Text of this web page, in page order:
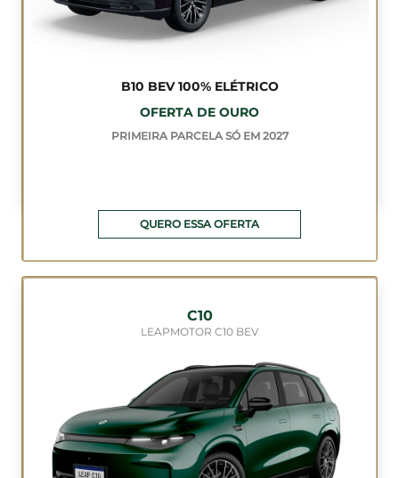
B10 BEV 100% ELÉTRICO
OFERTA DE OURO
PRIMEIRA PARCELA SÓ EM 2027
QUERO ESSA OFERTA
C10
LEAPMOTOR C10 BEV